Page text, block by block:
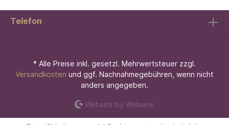
Telefon
* Alle Preise inkl. gesetzl. Mehrwertsteuer zzgl.
Versandkosten und ggf. Nachnahmegebühren, wenn nicht
anders angegeben.
Website by Weberei